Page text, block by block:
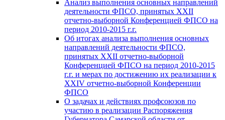
Анализ выполнения основных направлений
деятельности ФПСО, принятых XXII
отчетно-выборной Конференцией ФПСО на
период 2010-2015 г.г.
Об итогах анализа выполнения основных
направлений деятельности ФПСО,
принятых XXII отчетно-выборной
Конференцией ФПСО на период 2010-2015
г.г. и мерах по достижению их реализации к
XXIV отчетно-выборной Конференции
ФПСО
О задачах и действиях профсоюзов по
участию в реализации Распоряжения